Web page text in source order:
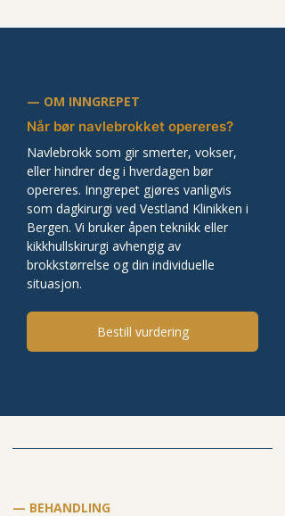
— OM INNGREPET
Når bør navlebrokket opereres?
Navlebrokk som gir smerter, vokser,
eller hindrer deg i hverdagen bør
opereres. Inngrepet gjøres vanligvis
som dagkirurgi ved Vestland Klinikken i
Bergen. Vi bruker åpen teknikk eller
kikkhullskirurgi avhengig av
brokkstørrelse og din individuelle
situasjon.
Bestill vurdering
— BEHANDLING